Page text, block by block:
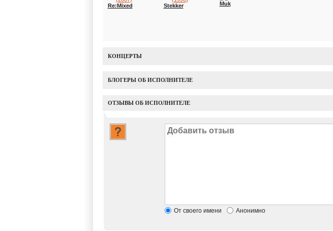
Re:Mixed Stekker Muk
КОНЦЕРТЫ
БЛОГЕРЫ ОБ ИСПОЛНИТЕЛЕ
ОТЗЫВЫ ОБ ИСПОЛНИТЕЛЕ
От своего имени Анонимно